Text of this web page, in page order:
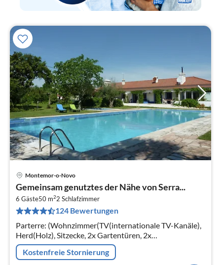
Montemor-o-Novo
Gemeinsam genutztes der Nähe von Serra...
6 Gäste50 m22 Schlafzimmer
124 Bewertungen
Parterre: (Wohnzimmer(TV(internationale TV-Kanäle),
Herd(Holz), Sitzecke, 2x Gartentüren, 2x
Terrasse(alleinige Nutzung, überdacht))
Kostenfreie Stornierung